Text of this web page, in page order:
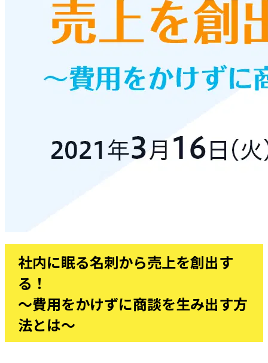
社内に眠る名刺から売上を創出す
る！
～費用をかけずに商談を生み出す方
法とは～